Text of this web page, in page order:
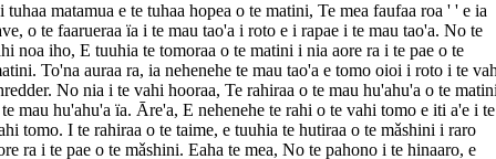
tuhaa matamua e te tuhaa hopea o te matini, Te mea faufaa roa ' ' e ia
o te faarueraa ïa i te mau tao'a i roto e i rapae i te mau tao'a. No te
noa iho, E tuuhia te tomoraa o te matini i nia aore ra i te pae o te
To'na auraa ra, ia nehenehe te mau tao'a e tomo oioi i roto i te
No nia i te vahi hooraa, Te rahiraa o te mau hu'ahu'a o te
mau hu'ahu'a ïa. Āre'a, E nehenehe te rahi o te vahi tomo e iti a'e i te
tomo. I te rahiraa o te taime, e tuuhia te hutiraa o te mǎshini i raro
ra i te pae o te mǎshini. Eaha te mea, No te pahono i te hinaaro, e